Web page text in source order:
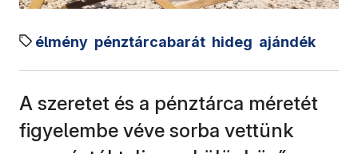
élmény pénztárcabarát hideg ajándék
A szeretet és a pénztárca méretét
figyelembe véve sorba vettünk